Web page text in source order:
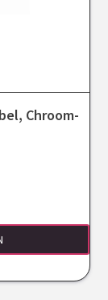
Chroom-